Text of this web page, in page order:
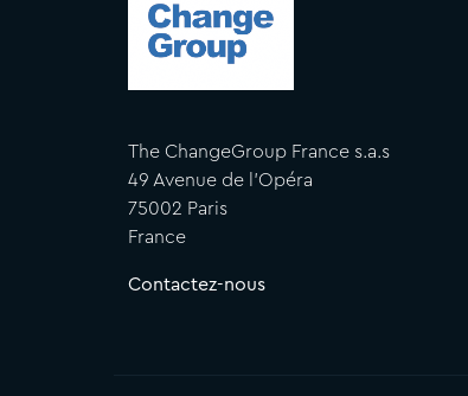
The ChangeGroup France s.a.s
49 Avenue de l'Opéra
75002 Paris
France
Contactez-nous